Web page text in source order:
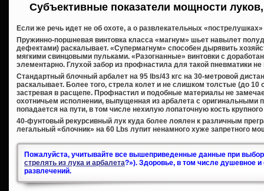
Субъективные показатели мощности
Если же речь идет не об охоте, а о развлекательных
Пружинно-поршневая винтовка класса «магнум» шьет навылет
дефектами) раскалывает. «Супермагнум» способен дырявить
мягкими свинцовыми пульками. «Разогнанные» винтовки с
элементарно. Глухой забор из профнастила для такой пневматики
Стандартный блочный арбалет на 95 lbs/43 кгс на 30-метровой
раскалывает. Более того, стрела колет и не слишком толстые (до 10
застревая в расщепе. Профнастил и подобные материалы не
охотничьем исполнении, выпущенная из арбалета с оригинальными
попадается на пути, в том числе нехилую лопаточную кость крупного
40-фунтовый рекурсивный лук куда более лоялен к различным
легальный «блочник» на 60 Lbs лупит ненамного хуже запретного
Пожалуйста, учитывайте все вышеприведенные данные при
стрелять из лука и арбалета?»). Здоровье, в том числе душевное
развлечений.